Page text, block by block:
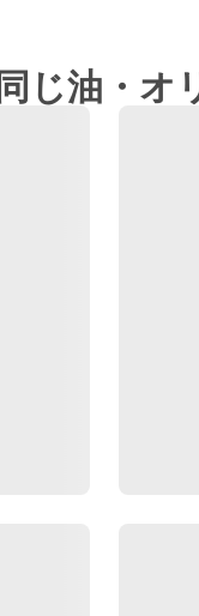
同じ油・オ